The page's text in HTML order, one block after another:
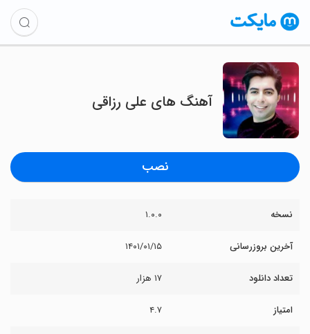
آهنگ های علی رزاقی
نصب
نسخه ۱.۰.۰
آخرین بروزرسانی ۱۴۰۱/۰۱/۱۵
تعداد دانلود ۱۷ هزار
امتیاز ۴.۷